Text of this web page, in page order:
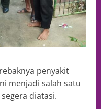
penyakit
menjadi salah satu
diatasi.